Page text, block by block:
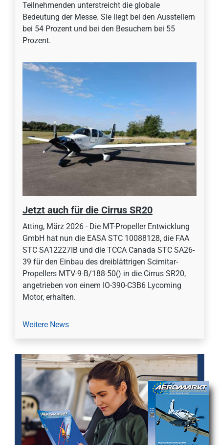
Teilnehmenden unterstreicht die globale
Bedeutung der Messe. Sie liegt bei den Ausstellern
bei 54 Prozent und bei den Besuchern bei 55
Prozent.
Jetzt auch für die Cirrus SR20
Atting, März 2026 - Die MT-Propeller Entwicklung
GmbH hat nun die EASA STC 10088128, die FAA
STC SA12227IB und die TCCA Canada STC SA26-
39 für den Einbau des dreiblättrigen Scimitar-
Propellers MTV-9-B/188-50() in die Cirrus SR20,
angetrieben von einem IO-390-C3B6 Lycoming
Motor, erhalten.
Weitere News